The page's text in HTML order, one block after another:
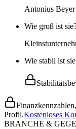
Antonius
Wie groß ist
Wie stabil ist
Profil.Kostenloses
BRANCHE &